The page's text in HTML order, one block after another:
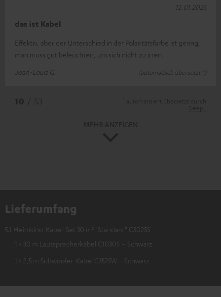
das ist Kabel
Effektiv, aber der Unterschied in der Polaritätsfarbe ist gering,
man muss gut beleuchten, um sich nicht zu irren.
Jean-Louis G.
(automatisch übersetzt *)
12.01.2025
Lieferumfang
5.1 Heimkino-Kabel-Set 30 m² "Standard" C3025S
1 × 30 m Lautsprecherkabel C1030S – Schwarz
1 × 2,5 m Subwoofer-Kabel C3525W – Schwarz